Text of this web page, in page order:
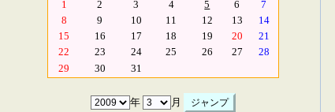
1
2 3 4 5 6
7
8
9 10 11 12 13
14
15
16 17 18 19 20
21
22
23 24 25 26 27
28
29
30 31
年 月